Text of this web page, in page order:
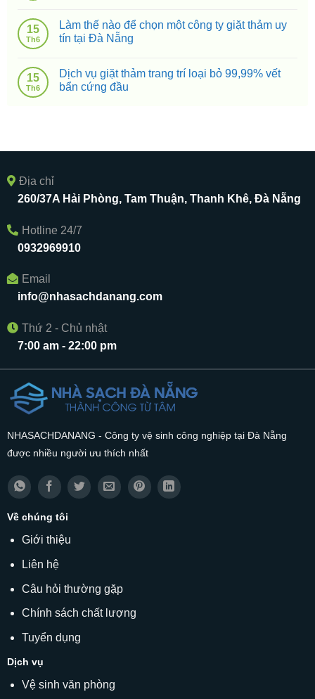
15
Th6
Làm thế nào để chọn một công ty giặt thảm uy
tín tại Đà Nẵng
15
Th6
Dịch vụ giặt thảm trang trí loại bỏ 99,99% vết
bẩn cứng đầu
Địa chỉ
260/37A Hải Phòng, Tam Thuận, Thanh Khê, Đà Nẵng
Hotline 24/7
0932969910
Email
info@nhasachdanang.com
Thứ 2 - Chủ nhật
7:00 am - 22:00 pm
NHASACHDANANG - Công ty vệ sinh công nghiệp tại Đà Nẵng
được nhiều người ưu thích nhất
Về chúng tôi
Giới thiệu
Liên hệ
Câu hỏi thường gặp
Chính sách chất lượng
Tuyển dụng
Dịch vụ
Vệ sinh văn phòng